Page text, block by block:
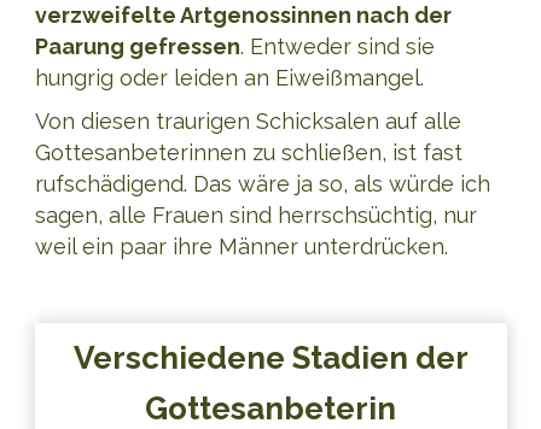
verzweifelte Artgenossinnen nach der
Paarung gefressen. Entweder sind sie
hungrig oder leiden an Eiweißmangel.
Von diesen traurigen Schicksalen auf alle
Gottesanbeterinnen zu schließen, ist fast
rufschädigend. Das wäre ja so, als würde ich
sagen, alle Frauen sind herrschsüchtig, nur
weil ein paar ihre Männer unterdrücken.
Verschiedene Stadien der
Gottesanbeterin